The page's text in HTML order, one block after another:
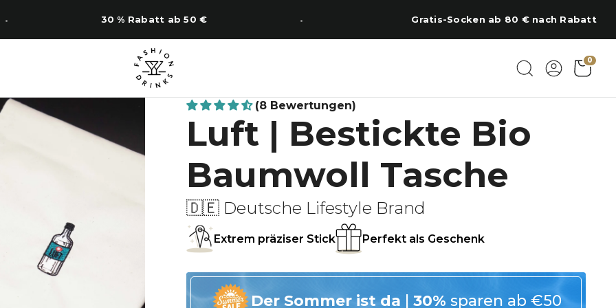
14 Tage Rückgabe Regional am Chiemsee bestickt
0
(8 Bewertungen)
Luft | Bestickte Bio
Baumwoll Tasche
🇩🇪 Deutsche Lifestyle Brand
Extrem präziser Stick Perfekt als Geschenk
Der Sommer ist da |30% sparen ab €50